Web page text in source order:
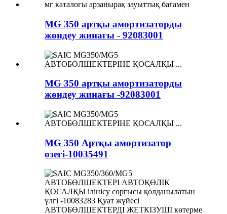
MG 350 артқы амортизаторды
жөндеу жинағы - 92083001
MG 350 артқы амортизаторды
жөндеу жинағы -92083001
MG 350 Артқы амортизатор
өзегі-10035491